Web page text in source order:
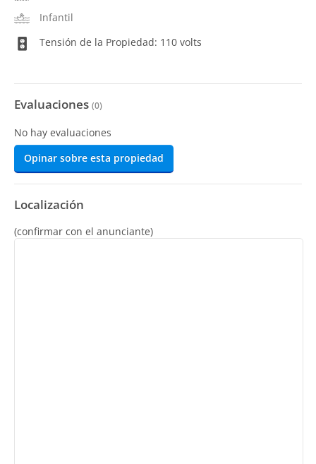
Infantil
Tensión de la Propiedad: 110 volts
Evaluaciones (0)
No hay evaluaciones
Opinar sobre esta propiedad
Localización
(confirmar con el anunciante)